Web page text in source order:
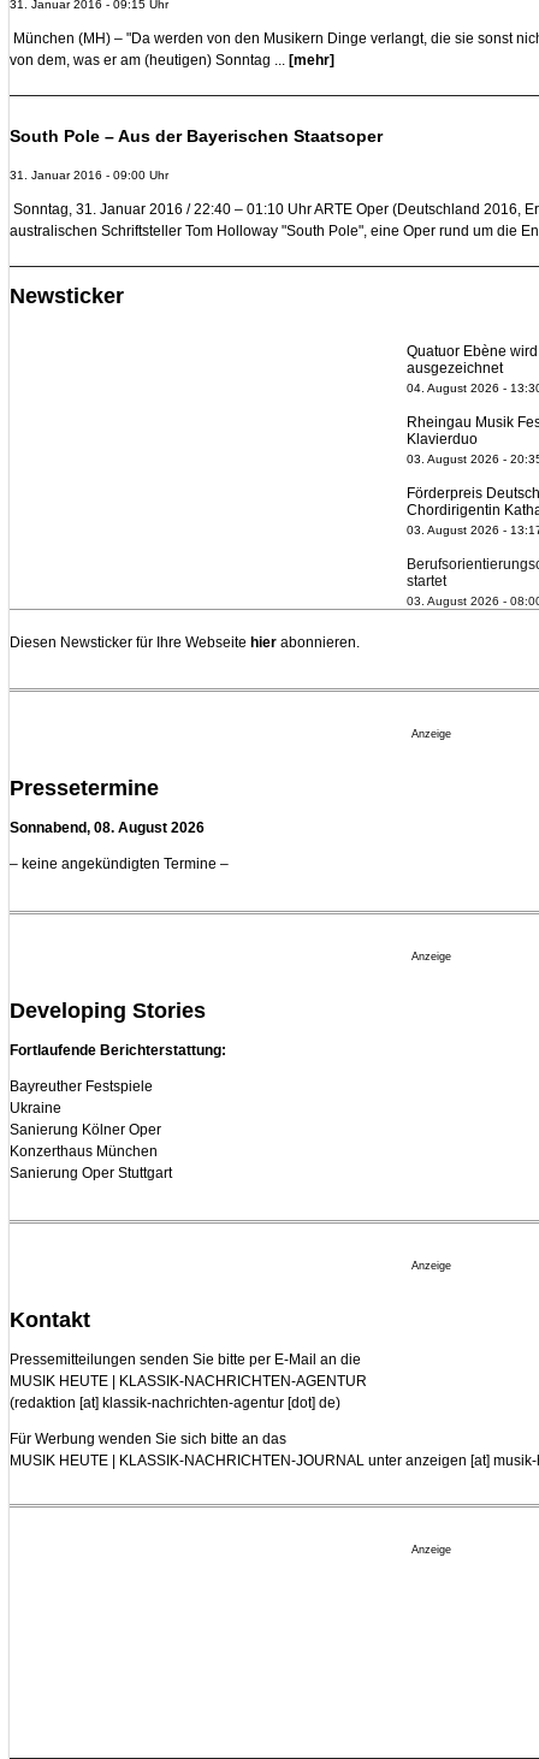
31. Januar 2016 - 09:15 Uhr
München (MH) – "Da werden von den Musikern Dinge verlangt, die sie sonst
von dem, was er am (heutigen) Sonntag ... [mehr]
South Pole – Aus der Bayerischen Staatsoper
31. Januar 2016 - 09:00 Uhr
Sonntag, 31. Januar 2016 / 22:40 – 01:10 Uhr ARTE Oper (Deutschland 2016,
australischen Schriftsteller Tom Holloway "South Pole", eine Oper rund um die
Newsticker
ausgezeichnet
04. August 2026 -
Klavierduo
03. August 2026 -
Chordirigentin
03. August 2026 -
startet
03. August 2026 -
Regensburger
23. Juli 2026 - 17:27
Festspiele
Diesen Newsticker für Ihre Webseite hier abonnieren.
Anzeige
Pressetermine
Sonnabend, 08. August 2026
– keine angekündigten Termine –
Anzeige
Developing Stories
Fortlaufende Berichterstattung:
Bayreuther Festspiele
Ukraine
Sanierung Kölner Oper
Konzerthaus München
Sanierung Oper Stuttgart
Anzeige
Kontakt
Pressemitteilungen senden Sie bitte per E-Mail an die
MUSIK HEUTE | KLASSIK-NACHRICHTEN-AGENTUR
(redaktion [at] klassik-nachrichten-agentur [dot] de)
Für Werbung wenden Sie sich bitte an das
MUSIK HEUTE | KLASSIK-NACHRICHTEN-JOURNAL unter anzeigen [at]
Anzeige